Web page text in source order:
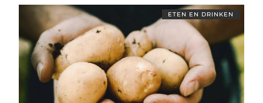
ETEN EN DRINKEN